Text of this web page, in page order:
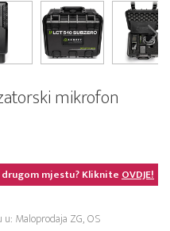
mikrofon
mjestu? KlikniteOVDJE!
Maloprodaja ZG, OS